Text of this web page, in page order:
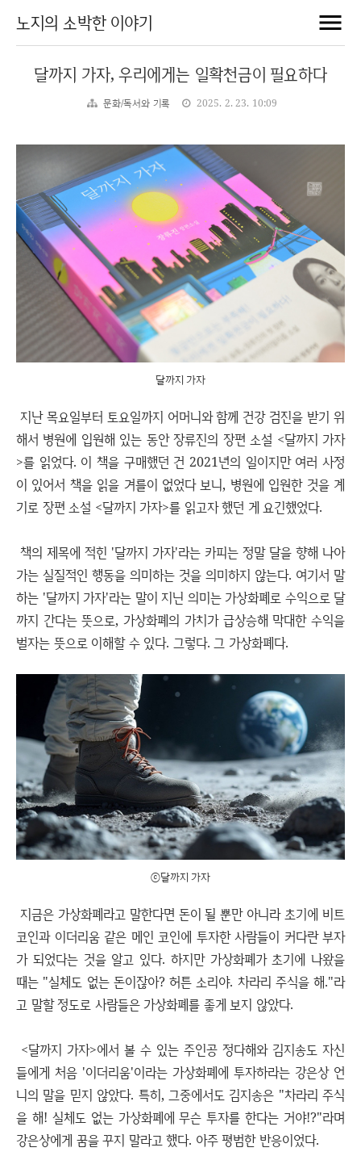
노지의 소박한 이야기
달까지 가자, 우리에게는 일확천금이 필요하다
문화/독서와 기록 2025. 2. 23. 10:09
달까지 가자
지난 목요일부터 토요일까지 어머니와 함께 건강 검진을 받기 위
해서 병원에 입원해 있는 동안 장류진의 장편 소설 <달까지 가자
>를 읽었다. 이 책을 구매했던 건 2021년의 일이지만 여러 사정
이 있어서 책을 읽을 겨를이 없었다 보니, 병원에 입원한 것을 계
기로 장편 소설 <달까지 가자>를 읽고자 했던 게 요긴했었다.
책의 제목에 적힌 '달까지 가자'라는 카피는 정말 달을 향해 나아
가는 실질적인 행동을 의미하는 것을 의미하지 않는다. 여기서 말
하는 '달까지 가자'라는 말이 지닌 의미는 가상화폐로 수익으로 달
까지 간다는 뜻으로, 가상화폐의 가치가 급상승해 막대한 수익을
벌자는 뜻으로 이해할 수 있다. 그렇다. 그 가상화폐다.
ⓒ달까지 가자
지금은 가상화폐라고 말한다면 돈이 될 뿐만 아니라 초기에 비트
코인과 이더리움 같은 메인 코인에 투자한 사람들이 커다란 부자
가 되었다는 것을 알고 있다. 하지만 가상화폐가 초기에 나왔을
때는 "실체도 없는 돈이잖아? 허튼 소리야. 차라리 주식을 해."라
고 말할 정도로 사람들은 가상화폐를 좋게 보지 않았다.
<달까지 가자>에서 볼 수 있는 주인공 정다해와 김지송도 자신
들에게 처음 '이더리움'이라는 가상화폐에 투자하라는 강은상 언
니의 말을 믿지 않았다. 특히, 그중에서도 김지송은 "차라리 주식
을 해! 실체도 없는 가상화폐에 무슨 투자를 한다는 거야!?"라며
강은상에게 꿈을 꾸지 말라고 했다. 아주 평범한 반응이었다.